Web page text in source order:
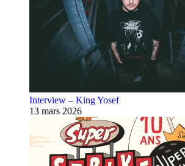
Interview – King Yosef
13 mars 2026